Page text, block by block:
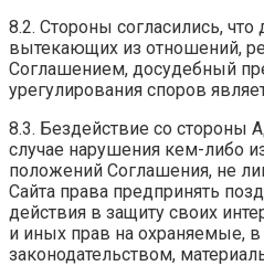
8.2. Стороны согласились, что
вытекающих из отношений,
Соглашением, досудебный
урегулирования споров
8.3. Бездействие со стороны
случае нарушения кем-либо
положений Соглашения, не
Сайта права предпринять
действия в защиту своих
и иных прав на охраняемые, в
законодательством,